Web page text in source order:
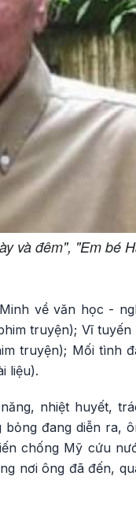
và đêm", "Em bé
về văn học -
truyện); Vĩ tuyến
truyện); Mối tình
liệu).
nhiệt huyết,
bỏng đang diễn ra,
chống Mỹ cứu
nơi ông đã đến,